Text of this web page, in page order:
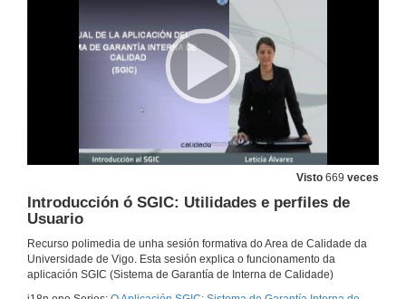
Visto 669 veces
Introducción ó SGIC: Utilidades e perfiles de
Usuario
Recurso polimedia de unha sesión formativa do Area de Calidade da
Universidade de Vigo. Esta sesión explica o funcionamento da
aplicación SGIC (Sistema de Garantía de Interna de Calidade)